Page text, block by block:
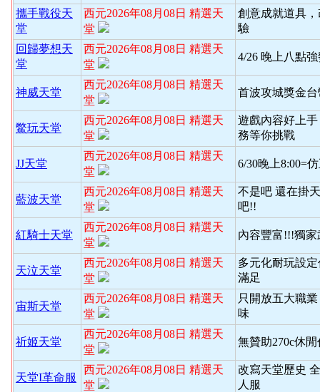
攜手戰役天
堂
西元2026年08月08日 精選天
堂
創意成就道具
驗
回歸夢想天
堂
西元2026年08月08日 精選天
堂
4/26 晚上八點
神威天堂
西元2026年08月08日 精選天
堂
首波攻城獎金台
鱉玩天堂
西元2026年08月08日 精選天
堂
遊戲內容好上
務等你挑戰
JJ天堂
西元2026年08月08日 精選天
堂
6/30晚上8:00=
藍波天堂
西元2026年08月08日 精選天
堂
不是吧 還在掛
吧!!
紅騎士天堂
西元2026年08月08日 精選天
堂
內容豐富!!!獨
天泣天堂
西元2026年08月08日 精選天
堂
多元化耐玩設
滿足
宙斯天堂
西元2026年08月08日 精選天
堂
只開放五大職
味
祈姬天堂
西元2026年08月08日 精選天
堂
無贊助270c休閒
天堂I革命服
西元2026年08月08日 精選天
堂
改寫天堂歷史
人服